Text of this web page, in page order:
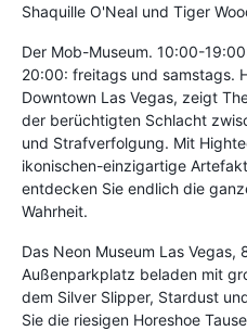
Shaquille O'Neal und Tiger
Der Mob-Museum. 10:00-
20:00: freitags und samstags.
Downtown Las Vegas, zeigt
der berüchtigten Schlacht
und Strafverfolgung. Mit
ikonischen-einzigartige
entdecken Sie endlich die
Wahrheit.
Das Neon Museum Las Vegas,
Außenparkplatz beladen mit
dem Silver Slipper, Stardust
Sie die riesigen Horeshoe